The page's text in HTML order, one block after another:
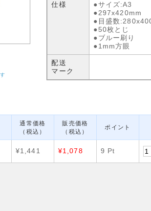
仕様
●サイズ:A3
●297x420mm
●目盛数
●50枚とじ
●ブルー刷り
●1mm方眼
配送
マーク
通常価格
（税込）
販売価格
（税込）
ポイント
¥1,441 ¥1,078 9 Pt